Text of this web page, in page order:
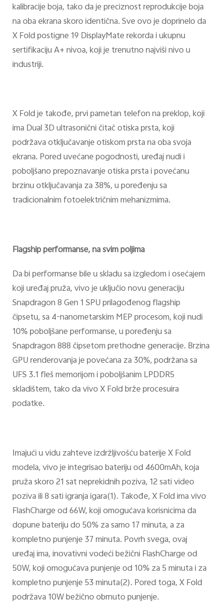
kalibracije boja, tako da je preciznost reprodukcije boja
na oba ekrana skoro identična. Sve ovo je doprinelo da
X Fold postigne 19 DisplayMate rekorda i ukupnu
sertifikaciju A+ nivoa, koji je trenutno najviši nivo u
industriji.
X Fold je takođe, prvi pametan telefon na preklop, koji
ima Dual 3D ultrasonični čitač otiska prsta, koji
podržava otključavanje otiskom prsta na oba svoja
ekrana. Pored uvećane pogodnosti, uređaj nudi i
poboljšano prepoznavanje otiska prsta i povećanu
brzinu otključavanja za 38%, u poređenju sa
tradicionalnim fotoelektričnim mehanizmima.
Flagship performanse, na svim poljima
Da bi performanse bile u skladu sa izgledom i osećajem
koji uređaj pruža, vivo je uključio novu generaciju
Snapdragon 8 Gen 1 SPU prilagođenog flagship
čipsetu, sa 4-nanometarskim MEP procesom, koji nudi
10% poboljšane performanse, u poređenju sa
Snapdragon 888 čipsetom prethodne generacije. Brzina
GPU renderovanja je povećana za 30%, podržana sa
UFS 3.1 fleš memorijom i poboljšanim LPDDR5
skladištem, tako da vivo X Fold brže procesuira
podatke.
Imajući u vidu zahteve izdržljivošću baterije X Fold
modela, vivo je integrisao bateriju od 4600mAh, koja
pruža skoro 21 sat neprekidnih poziva, 12 sati video
poziva ili 8 sati igranja igara(1). Takođe, X Fold ima vivo
FlashCharge od 66W, koji omogućava korisnicima da
dopune bateriju do 50% za samo 17 minuta, a za
kompletno punjenje 37 minuta. Povrh svega, ovaj
uređaj ima, inovativni vodeći bežični FlashCharge od
50W, koji omogućava punjenje od 10% za 5 minuta i za
kompletno punjenje 53 minuta(2). Pored toga, X Fold
podržava 10W bežično obrnuto punjenje.